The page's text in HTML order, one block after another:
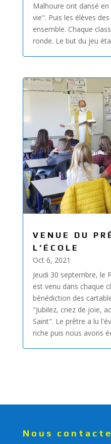
Malhoure ont dansé
vie". Puis les élèves
ensemble. Chaque
ronde. Le but du jeu
VENUE DU
L’ÉCOLE
Oct 6, 2021
Jeudi 30 septembre, le
est venu dans chaque
bénédiction des
"Jubilez, criez de joie,
Saint". Le prêtre a lu
riche puis nous avons
Nous